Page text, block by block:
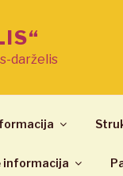
darželis
informacija